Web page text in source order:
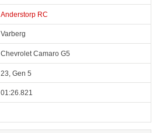
Anderstorp RC
Varberg
Chevrolet Camaro G5
23, Gen 5
01:26.821